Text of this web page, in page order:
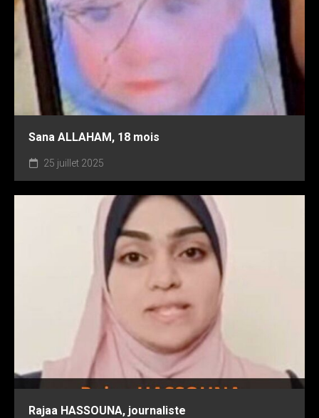
Sana ALLAHAM, 18 mois
25 juillet 2025
Rajaa HASSOUNA, journaliste